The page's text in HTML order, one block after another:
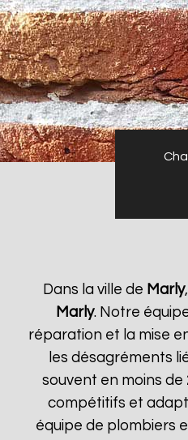
Dans la ville de Marly
Marly. Notre
réparation et la mise
les désagréments
souvent en moins
compétitifs et
équipe de plombiers